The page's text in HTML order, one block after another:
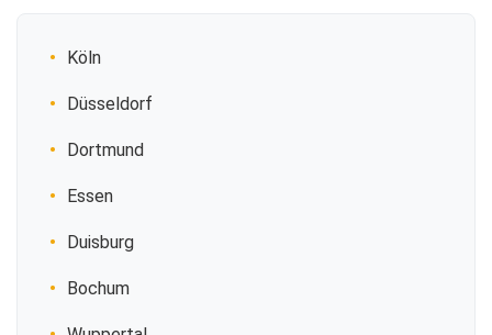
Köln
Düsseldorf
Dortmund
Essen
Duisburg
Bochum